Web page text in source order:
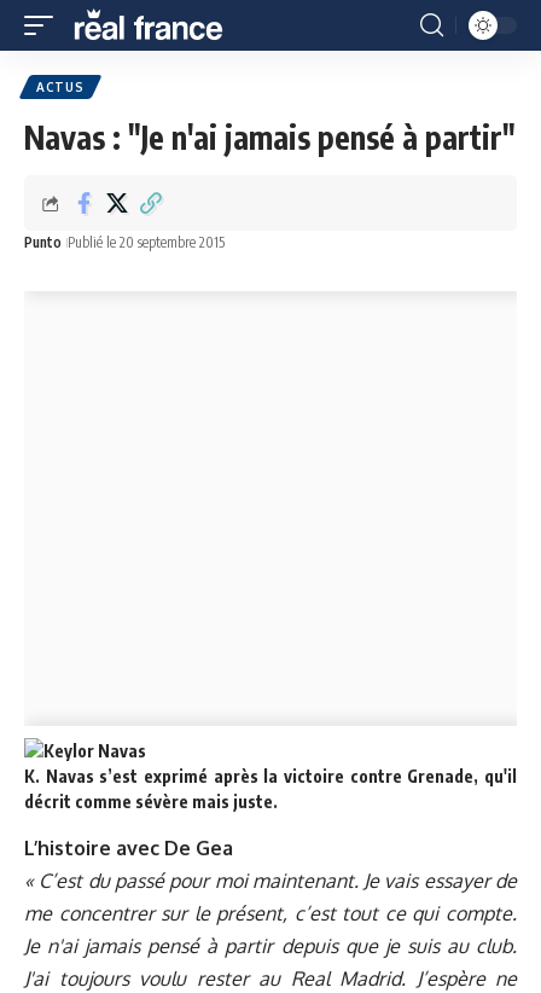
ACTUS
Navas : "Je n'ai jamais pensé à partir"
Punto Publié le 20 septembre 2015
K. Navas s’est exprimé après la victoire contre Grenade, qu'il
décrit comme sévère mais juste.
L’histoire avec De Gea
« C’est du passé pour moi maintenant. Je vais essayer de
me concentrer sur le présent, c’est tout ce qui compte.
Je n'ai jamais pensé à partir depuis que je suis au club.
J'ai toujours voulu rester au Real Madrid. J’espère ne